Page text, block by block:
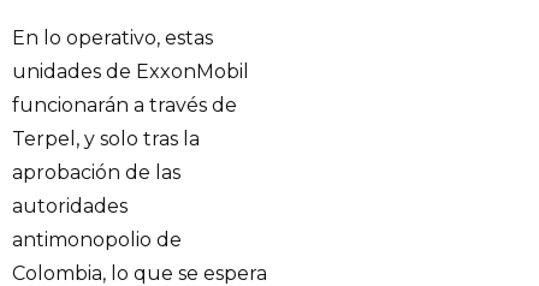
En lo operativo, estas
unidades de ExxonMobil
funcionarán a través de
Terpel, y solo tras la
aprobación de las
autoridades
antimonopolio de
Colombia, lo que se espera